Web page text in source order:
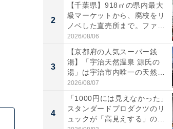
2
【千葉県】918㎡の県内最大
級マーケットから、廃校をリ
ノベした直売所まで。ファ
ー...
2026/08/06
3
【京都府の人気スーパー銭
湯】「宇治天然温泉 源氏の
湯」は宇治市内唯一の天然温
泉と...
2026/08/07
4
「1000円には見えなかった」
スタンダードプロダクツのリ
ュックが「高見えする」の...